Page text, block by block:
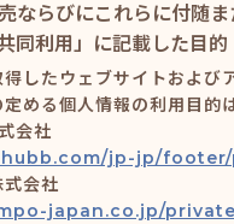
ならびにこれらに付随
同利用」に記載した目的
したウェブサイトおよび
める個人情報の利用目的
会社
jp-jp/
式会社
japan.co.jp/